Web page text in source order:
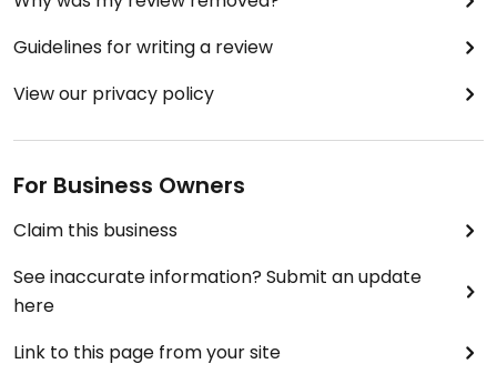
Guidelines for writing a review
View our privacy policy
For Business Owners
Claim this business
See inaccurate information? Submit an update
here
Link to this page from your site